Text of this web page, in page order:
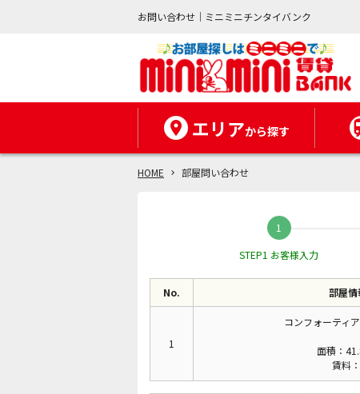
お問い合わせ｜ミニミニチンタイバンク
エリアから探す
HOME 部屋問い合わせ
STEP1 お客様入力
No. 部屋情
1
コンフォーティ
面積：
賃料